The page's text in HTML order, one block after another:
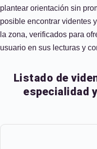
plantear orientación sin
posible encontrar videntes
la zona, verificados para
usuario en sus lecturas y
Listado de
especialidad